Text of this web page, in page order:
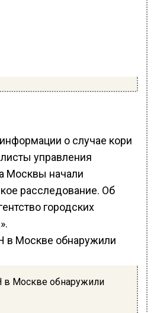
о случае кори
управления
Москвы начали
расследование. Об
городских
в Москве обнаружили